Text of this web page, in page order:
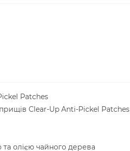
Patches
Clear-Up Anti-Pickel Patches
олією чайного дерева